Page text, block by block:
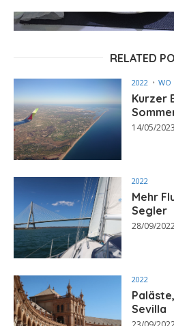
RELATED
2022 WO
Kurzer
14/05/2023
2022
Mehr
Segler
28/09/
2022
Sevilla